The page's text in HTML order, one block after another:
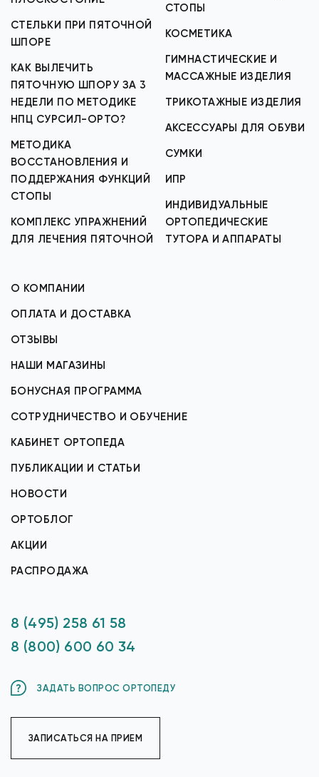
СТЕЛЬКИ ПРИ ПЯТОЧНОЙ
ШПОРЕ
КАК ВЫЛЕЧИТЬ
ПЯТОЧНУЮ ШПОРУ ЗА 3
НЕДЕЛИ ПО МЕТОДИКЕ
НПЦ СУРСИЛ-ОРТО?
МЕТОДИКА
ВОССТАНОВЛЕНИЯ И
ПОДДЕРЖАНИЯ ФУНКЦИЙ
СТОПЫ
КОМПЛЕКС УПРАЖНЕНИЙ
ДЛЯ ЛЕЧЕНИЯ ПЯТОЧНОЙ
СТОПЫ
КОСМЕТИКА
ГИМНАСТИЧЕСКИЕ И
МАССАЖНЫЕ ИЗДЕЛИЯ
ТРИКОТАЖНЫЕ ИЗДЕЛИЯ
АКСЕССУАРЫ ДЛЯ ОБУВИ
СУМКИ
ИПР
ИНДИВИДУАЛЬНЫЕ
ОРТОПЕДИЧЕСКИЕ
ТУТОРА И АППАРАТЫ
О КОМПАНИИ
ОПЛАТА И ДОСТАВКА
ОТЗЫВЫ
НАШИ МАГАЗИНЫ
БОНУСНАЯ ПРОГРАММА
СОТРУДНИЧЕСТВО И ОБУЧЕНИЕ
КАБИНЕТ ОРТОПЕДА
ПУБЛИКАЦИИ И СТАТЬИ
НОВОСТИ
ОРТОБЛОГ
АКЦИИ
РАСПРОДАЖА
8 (495) 258 61 58
8 (800) 600 60 34
ЗАДАТЬ ВОПРОС ОРТОПЕДУ
ЗАПИСАТЬСЯ НА ПРИЕМ